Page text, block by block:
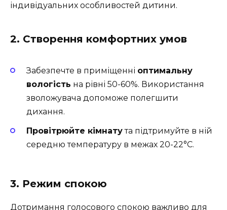
індивідуальних особливостей дитини.
2. Створення комфортних умов
Забезпечте в приміщенні оптимальну
вологість на рівні 50-60%. Використання
зволожувача допоможе полегшити
дихання.
Провітрюйте кімнатута підтримуйте в ній
середню температуру в межах 20-22°C.
3. Режим спокою
Дотримання голосового спокою важливо для